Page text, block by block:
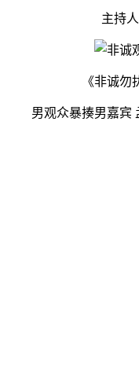
主持人
《非诚勿扰
男观众暴揍男嘉宾